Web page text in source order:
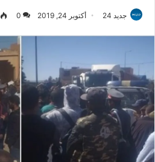
جديد 24 أكتوبر 24, 2019 0